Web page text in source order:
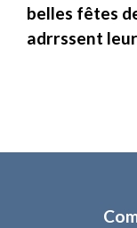
belles fêtes
adrrssent